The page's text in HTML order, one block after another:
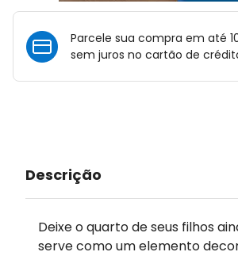
Parcele sua compra em até
sem juros no cartão de
Descrição
Deixe o quarto de seus filhos
serve como um elemento